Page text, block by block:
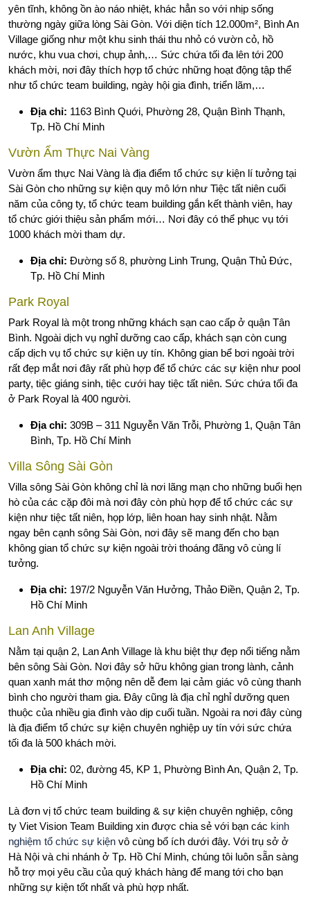
yên tĩnh, không ồn ào náo nhiệt, khác hẳn so với nhịp sống
thường ngày giữa lòng Sài Gòn. Với diện tích 12.000m², Bình An
Village giống như một khu sinh thái thu nhỏ có vườn cỏ, hồ
nước, khu vua chơi, chụp ảnh,… Sức chứa tối đa lên tới 200
khách mời, nơi đây thích hợp tổ chức những hoạt động tập thể
như tổ chức team building, ngày hội gia đình, triển lãm,…
Địa chỉ: 1163 Bình Quới, Phường 28, Quận Bình Thạnh,
Tp. Hồ Chí Minh
Vườn Ẩm Thực Nai Vàng
Vườn ẩm thực Nai Vàng là địa điểm tổ chức sự kiện lí tưởng tại
Sài Gòn cho những sự kiện quy mô lớn như Tiệc tất niên cuối
năm của công ty, tổ chức team building gắn kết thành viên, hay
tổ chức giới thiệu sản phẩm mới… Nơi đây có thể phục vụ tới
1000 khách mời tham dự.
Địa chỉ: Đường số 8, phường Linh Trung, Quận Thủ Đức,
Tp. Hồ Chí Minh
Park Royal
Park Royal là một trong những khách sạn cao cấp ở quận Tân
Bình. Ngoài dịch vụ nghỉ dưỡng cao cấp, khách sạn còn cung
cấp dịch vụ tổ chức sự kiện uy tín. Không gian bể bơi ngoài trời
rất đẹp mắt nơi đây rất phù hợp để tổ chức các sự kiện như pool
party, tiệc giáng sinh, tiệc cưới hay tiệc tất niên. Sức chứa tối đa
ở Park Royal là 400 người.
Địa chỉ: 309B – 311 Nguyễn Văn Trỗi, Phường 1, Quận Tân
Bình, Tp. Hồ Chí Minh
Villa Sông Sài Gòn
Villa sông Sài Gòn không chỉ là nơi lãng mạn cho những buổi hẹn
hò của các cặp đôi mà nơi đây còn phù hợp để tổ chức các sự
kiện như tiệc tất niên, họp lớp, liên hoan hay sinh nhật. Nằm
ngay bên cạnh sông Sài Gòn, nơi đây sẽ mang đến cho bạn
không gian tổ chức sự kiện ngoài trời thoáng đãng vô cùng lí
tưởng.
Địa chỉ: 197/2 Nguyễn Văn Hưởng, Thảo Điền, Quận 2, Tp.
Hồ Chí Minh
Lan Anh Village
Nằm tại quận 2, Lan Anh Village là khu biệt thự đẹp nổi tiếng nằm
bên sông Sài Gòn. Nơi đây sở hữu không gian trong lành, cảnh
quan xanh mát thơ mộng nên dễ đem lại cảm giác vô cùng thanh
bình cho người tham gia. Đây cũng là địa chỉ nghỉ dưỡng quen
thuộc của nhiều gia đình vào dịp cuối tuần. Ngoài ra nơi đây cùng
là địa điểm tổ chức sự kiện chuyên nghiệp uy tín với sức chứa
tối đa là 500 khách mời.
Địa chỉ: 02, đường 45, KP 1, Phường Bình An, Quận 2, Tp.
Hồ Chí Minh
Là đơn vị tổ chức team building & sự kiện chuyên nghiệp, công
ty Viet Vision Team Building xin được chia sẻ với bạn các kinh
nghiệm tổ chức sự kiện vô cùng bổ ích dưới đây. Với trụ sở ở
Hà Nội và chi nhánh ở Tp. Hồ Chí Minh, chúng tôi luôn sẵn sàng
hỗ trợ mọi yêu cầu của quý khách hàng để mang tới cho bạn
những sự kiện tốt nhất và phù hợp nhất.